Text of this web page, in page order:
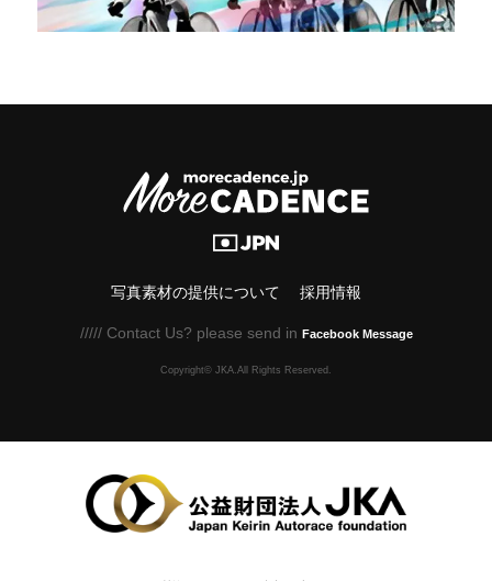
写真素材の提供について 採用情報
///// Contact Us? please send in Facebook Message
Copyright© JKA.All Rights Reserved.